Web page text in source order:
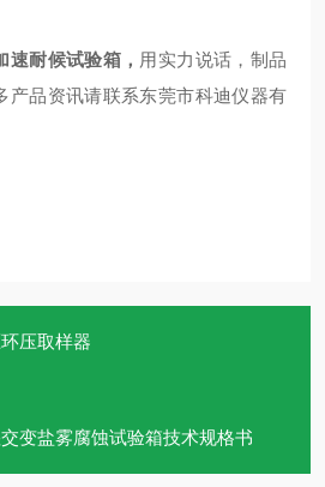
速耐候试验箱 ， 用实力说话，制品
产品资讯请联系东莞市科迪仪器有
压取样器
变盐雾腐蚀试验箱技术规格书